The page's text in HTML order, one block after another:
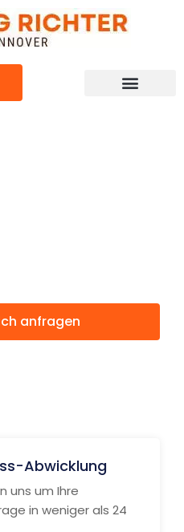
anfragen
Abwicklung
uns um Ihre
in weniger als 24